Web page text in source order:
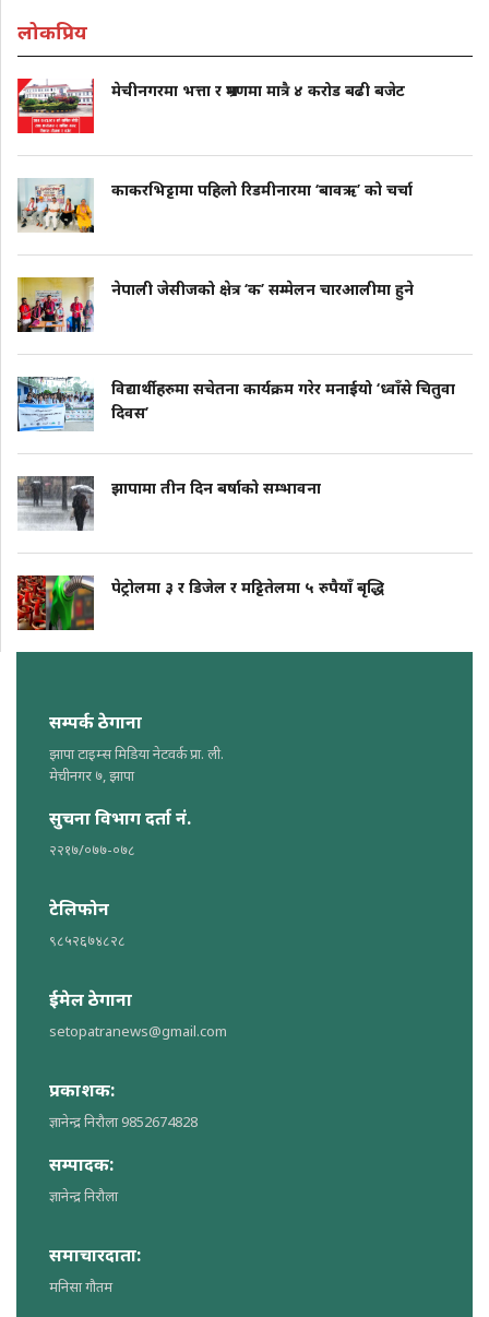
लोकप्रिय
मेचीनगरमा भत्ता र भ्रमणमा मात्रै ४ करोड बढी बजेट
काकरभिट्टामा पहिलो रिडमीनारमा ‘बावऋ’ को चर्चा
नेपाली जेसीजको क्षेत्र ‘क’ सम्मेलन चारआलीमा हुने
विद्यार्थीहरुमा सचेतना कार्यक्रम गरेर मनाईयो ‘ध्वाँसे चितुवा
दिवस’
झापामा तीन दिन बर्षाको सम्भावना
पेट्रोलमा ३ र डिजेल र मट्टितेलमा ५ रुपैयाँ बृद्धि
सम्पर्क ठेगाना
झापा टाइम्स मिडिया नेटवर्क प्रा. ली.
मेचीनगर ७, झापा
सुचना विभाग दर्ता नं.
२२१७/०७७-०७८
टेलिफोन
९८५२६७४८२८
ईमेल ठेगाना
setopatranews@gmail.com
प्रकाशक:
ज्ञानेन्द्र निरौला 9852674828
सम्पादक:
ज्ञानेन्द्र निरौला
समाचारदाता:
मनिसा गौतम